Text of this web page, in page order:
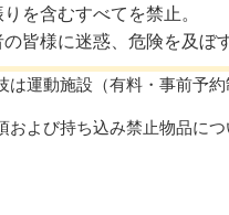
を含むすべてを禁止。
皆様に迷惑、危険を及ぼ
運動施設（有料・事前予約
よび持ち込み禁止物品につ